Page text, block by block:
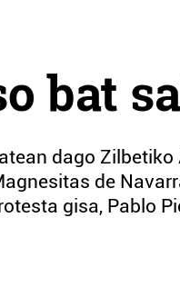
bat
dago
de
gisa, Pablo